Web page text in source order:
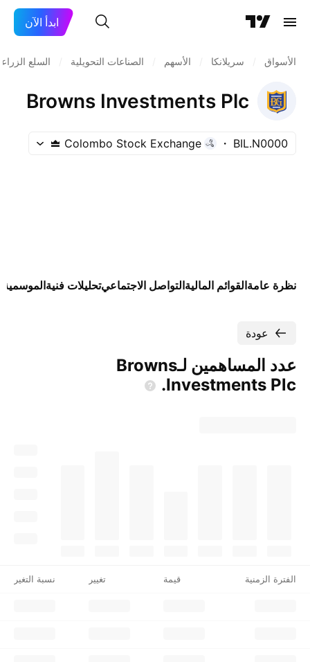
ابدأ الآن
الأسواق سريلانكا الأسهم الصناعات التحويلية السلع
Browns Investments Plc
BIL.N0000
Colombo Stock Exchange
نظرة عامةالقوائم الماليةالتواصل الاجتماعيتحليلات فنيةالموسمية
عودة
عدد المساهمين لـ‎Browns
Investments Plc‎.
الفترة الزمنية قيمة تغيير نسبة التغير